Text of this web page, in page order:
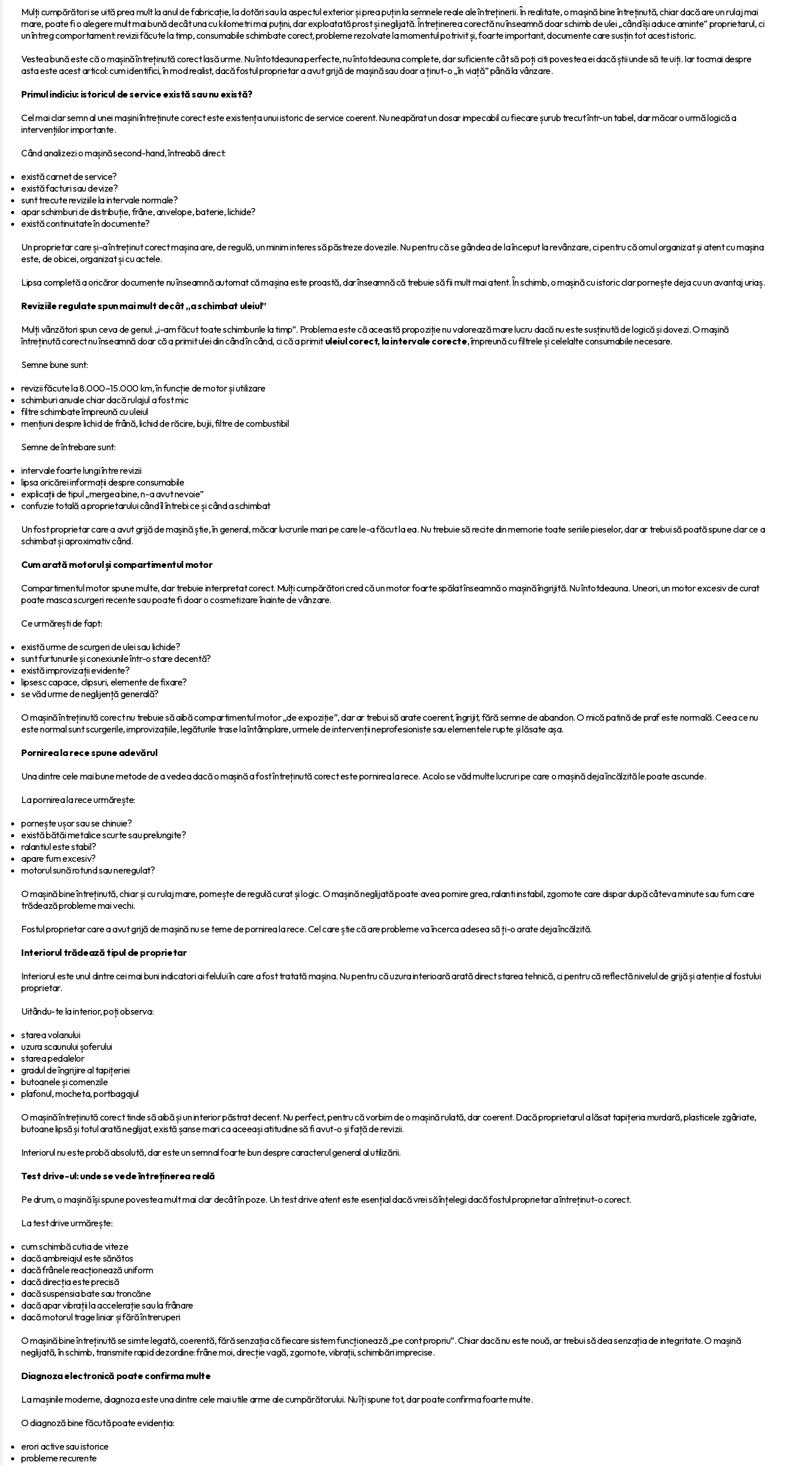
Mulți cumpărători se uită prea mult la anul de fabricație, la dotări sau la aspectul exterior și prea puțin la semnele reale ale întreținerii. În realitate, o mașină bine întreținută, chiar dacă are un rulaj mai
mare, poate fi o alegere mult mai bună decât una cu kilometri mai puțini, dar exploatată prost și neglijată. Întreținerea corectă nu înseamnă doar schimb de ulei „când își aduce aminte” proprietarul, ci
un întreg comportament: revizii făcute la timp, consumabile schimbate corect, probleme rezolvate la momentul potrivit și, foarte important, documente care susțin tot acest istoric.
Vestea bună este că o mașină întreținută corect lasă urme. Nu întotdeauna perfecte, nu întotdeauna complete, dar suficiente cât să poți citi povestea ei dacă știi unde să te uiți. Iar tocmai despre
asta este acest articol: cum identifici, în mod realist, dacă fostul proprietar a avut grijă de mașină sau doar a ținut-o „în viață” până la vânzare.
Primul indiciu: istoricul de service există sau nu există?
Cel mai clar semn al unei mașini întreținute corect este existența unui istoric de service coerent. Nu neapărat un dosar impecabil cu fiecare șurub trecut într-un tabel, dar măcar o urmă logică a
intervențiilor importante.
Când analizezi o mașină second-hand, întreabă direct:
există carnet de service?
există facturi sau devize?
sunt trecute reviziile la intervale normale?
apar schimburi de distribuție, frâne, anvelope, baterie, lichide?
există continuitate în documente?
Un proprietar care și-a întreținut corect mașina are, de regulă, un minim interes să păstreze dovezile. Nu pentru că se gândea de la început la revânzare, ci pentru că omul organizat și atent cu mașina
este, de obicei, organizat și cu actele.
Lipsa completă a oricăror documente nu înseamnă automat că mașina este proastă, dar înseamnă că trebuie să fii mult mai atent. În schimb, o mașină cu istoric clar pornește deja cu un avantaj uriaș.
Reviziile regulate spun mai mult decât „a schimbat uleiul”
Mulți vânzători spun ceva de genul: „i-am făcut toate schimburile la timp”. Problema este că această propoziție nu valorează mare lucru dacă nu este susținută de logică și dovezi. O mașină
întreținută corect nu înseamnă doar că a primit ulei din când în când, ci că a primit uleiul corect, la intervale corecte, împreună cu filtrele și celelalte consumabile necesare.
Semne bune sunt:
revizii făcute la 8.000–15.000 km, în funcție de motor și utilizare
schimburi anuale chiar dacă rulajul a fost mic
filtre schimbate împreună cu uleiul
mențiuni despre lichid de frână, lichid de răcire, bujii, filtre de combustibil
Semne de întrebare sunt:
intervale foarte lungi între revizii
lipsa oricărei informații despre consumabile
explicații de tipul „mergea bine, n-a avut nevoie”
confuzie totală a proprietarului când îl întrebi ce și când a schimbat
Un fost proprietar care a avut grijă de mașină știe, în general, măcar lucrurile mari pe care le-a făcut la ea. Nu trebuie să recite din memorie toate seriile pieselor, dar ar trebui să poată spune clar ce a
schimbat și aproximativ când.
Cum arată motorul și compartimentul motor
Compartimentul motor spune multe, dar trebuie interpretat corect. Mulți cumpărători cred că un motor foarte spălat înseamnă o mașină îngrijită. Nu întotdeauna. Uneori, un motor excesiv de curat
poate masca scurgeri recente sau poate fi doar o cosmetizare înainte de vânzare.
Ce urmărești de fapt:
există urme de scurgeri de ulei sau lichide?
sunt furtunurile și conexiunile într-o stare decentă?
există improvizații evidente?
lipsesc capace, clipsuri, elemente de fixare?
se văd urme de neglijență generală?
O mașină întreținută corect nu trebuie să aibă compartimentul motor „de expoziție”, dar ar trebui să arate coerent, îngrijit, fără semne de abandon. O mică patină de praf este normală. Ceea ce nu
este normal sunt scurgerile, improvizațiile, legăturile trase la întâmplare, urmele de intervenții neprofesioniste sau elementele rupte și lăsate așa.
Pornirea la rece spune adevărul
Una dintre cele mai bune metode de a vedea dacă o mașină a fost întreținută corect este pornirea la rece. Acolo se văd multe lucruri pe care o mașină deja încălzită le poate ascunde.
La pornirea la rece urmărește:
pornește ușor sau se chinuie?
există bătăi metalice scurte sau prelungite?
ralantiul este stabil?
apare fum excesiv?
motorul sună rotund sau neregulat?
O mașină bine întreținută, chiar și cu rulaj mare, pornește de regulă curat și logic. O mașină neglijată poate avea pornire grea, ralanti instabil, zgomote care dispar după câteva minute sau fum care
trădează probleme mai vechi.
Fostul proprietar care a avut grijă de mașină nu se teme de pornirea la rece. Cel care știe că are probleme va încerca adesea să ți-o arate deja încălzită.
Interiorul trădează tipul de proprietar
Interiorul este unul dintre cei mai buni indicatori ai felului în care a fost tratată mașina. Nu pentru că uzura interioară arată direct starea tehnică, ci pentru că reflectă nivelul de grijă și atenție al fostului
proprietar.
Uitându-te la interior, poți observa:
starea volanului
uzura scaunului șoferului
starea pedalelor
gradul de îngrijire al tapițeriei
butoanele și comenzile
plafonul, mocheta, portbagajul
O mașină întreținută corect tinde să aibă și un interior păstrat decent. Nu perfect, pentru că vorbim de o mașină rulată, dar coerent. Dacă proprietarul a lăsat tapițeria murdară, plasticele zgâriate,
butoane lipsă și totul arată neglijat, există șanse mari ca aceeași atitudine să fi avut-o și față de revizii.
Interiorul nu este probă absolută, dar este un semnal foarte bun despre caracterul general al utilizării.
Test drive-ul: unde se vede întreținerea reală
Pe drum, o mașină își spune povestea mult mai clar decât în poze. Un test drive atent este esențial dacă vrei să înțelegi dacă fostul proprietar a întreținut-o corect.
La test drive urmărește:
cum schimbă cutia de viteze
dacă ambreiajul este sănătos
dacă frânele reacționează uniform
dacă direcția este precisă
dacă suspensia bate sau troncăne
dacă apar vibrații la accelerație sau la frânare
dacă motorul trage liniar și fără întreruperi
O mașină bine întreținută se simte legată, coerentă, fără senzația că fiecare sistem funcționează „pe cont propriu”. Chiar dacă nu este nouă, ar trebui să dea senzația de integritate. O mașină
neglijată, în schimb, transmite rapid dezordine: frâne moi, direcție vagă, zgomote, vibrații, schimbări imprecise.
Diagnoza electronică poate confirma multe
La mașinile moderne, diagnoza este una dintre cele mai utile arme ale cumpărătorului. Nu îți spune tot, dar poate confirma foarte multe.
O diagnoză bine făcută poate evidenția:
erori active sau istorice
probleme recurente